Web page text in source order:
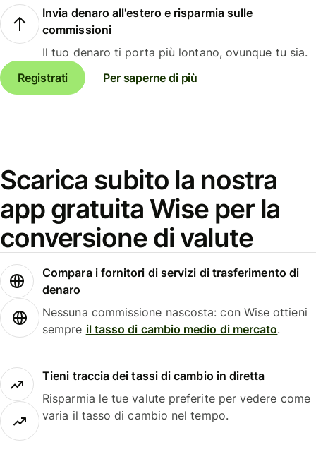
Invia denaro all'estero e risparmia sulle
commissioni
Il tuo denaro ti porta più lontano, ovunque tu sia.
Registrati
Per saperne di più
Scarica subito la nostra
app gratuita Wise per la
conversione di valute
Compara i fornitori di servizi di trasferimento di
denaro
Nessuna commissione nascosta: con Wise ottieni
sempre il tasso di cambio medio di mercato.
Tieni traccia dei tassi di cambio in diretta
Risparmia le tue valute preferite per vedere come
varia il tasso di cambio nel tempo.